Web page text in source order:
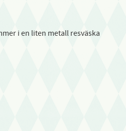
i en liten metall resväska